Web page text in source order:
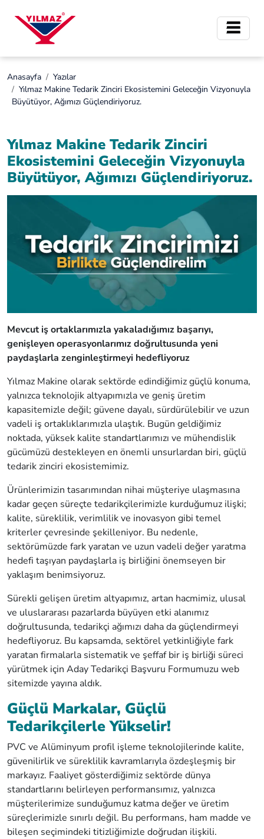
Anasayfa
Yazılar
Yılmaz Makine Tedarik Zinciri Ekosistemini Geleceğin Vizyonuyla
Büyütüyor, Ağımızı Güçlendiriyoruz.
Yılmaz Makine Tedarik Zinciri
Ekosistemini Geleceğin Vizyonuyla
Büyütüyor, Ağımızı Güçlendiriyoruz.
Mevcut iş ortaklarımızla yakaladığımız başarıyı,
genişleyen operasyonlarımız doğrultusunda yeni
paydaşlarla zenginleştirmeyi hedefliyoruz
Yılmaz Makine olarak sektörde edindiğimiz güçlü konuma,
yalnızca teknolojik altyapımızla ve geniş üretim
kapasitemizle değil; güvene dayalı, sürdürülebilir ve uzun
vadeli iş ortaklıklarımızla ulaştık. Bugün geldiğimiz
noktada, yüksek kalite standartlarımızı ve mühendislik
gücümüzü destekleyen en önemli unsurlardan biri, güçlü
tedarik zinciri ekosistemimiz.
Ürünlerimizin tasarımından nihai müşteriye ulaşmasına
kadar geçen süreçte tedarikçilerimizle kurduğumuz ilişki;
kalite, süreklilik, verimlilik ve inovasyon gibi temel
kriterler çevresinde şekilleniyor. Bu nedenle,
sektörümüzde fark yaratan ve uzun vadeli değer yaratma
hedefi taşıyan paydaşlarla iş birliğini önemseyen bir
yaklaşım benimsiyoruz.
Sürekli gelişen üretim altyapımız, artan hacmimiz, ulusal
ve uluslararası pazarlarda büyüyen etki alanımız
doğrultusunda, tedarikçi ağımızı daha da güçlendirmeyi
hedefliyoruz. Bu kapsamda, sektörel yetkinliğiyle fark
yaratan firmalarla sistematik ve şeffaf bir iş birliği süreci
yürütmek için Aday Tedarikçi Başvuru Formumuzu web
sitemizde yayına aldık.
Güçlü Markalar, Güçlü
Tedarikçilerle Yükselir!
PVC ve Alüminyum profil işleme teknolojilerinde kalite,
güvenilirlik ve süreklilik kavramlarıyla özdeşleşmiş bir
markayız. Faaliyet gösterdiğimiz sektörde dünya
standartlarını belirleyen performansımız, yalnızca
müşterilerimize sunduğumuz katma değer ve üretim
süreçlerimizle sınırlı değil. Bu performans, ham madde ve
bileşen seçimindeki titizliğimizle doğrudan ilişkili.